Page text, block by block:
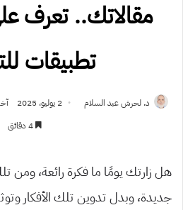
تطبيقات
د. لحرش عبد السلام 2 يوليو، 2025 آخر
هل زارتك يومًا ما فكرة رائعة، ومن
جديدة، وبدل تدوين تلك الأفكار